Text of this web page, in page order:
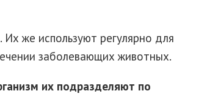
же используют регулярно для
заболевающих животных.
их подразделяют по